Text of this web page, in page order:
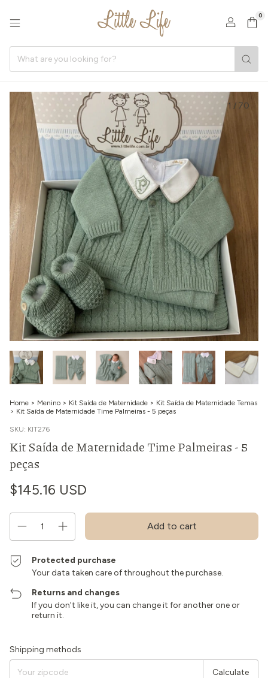
0
1 / 70
Home > Menino > Kit Saída de Maternidade > Kit Saída de Maternidade Temas
> Kit Saída de Maternidade Time Palmeiras - 5 peças
SKU: KIT276
Kit Saída de Maternidade Time Palmeiras - 5
peças
$145.16 USD
Protected purchase
Your data taken care of throughout the purchase.
Returns and changes
If you don't like it, you can change it for another one or
return it.
Shipping for zipcode:
Shipping methods
Calculate